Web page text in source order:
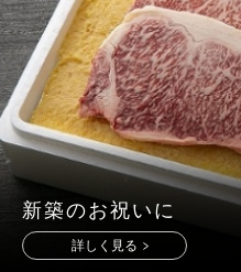
新築のお祝いに
詳しく見る